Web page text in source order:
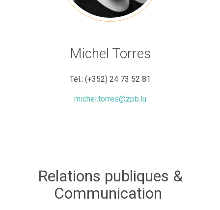
Michel Torres
Tél.: (+352) 24 73 52 81
michel.torres@zpb.lu
Relations publiques &
Communication